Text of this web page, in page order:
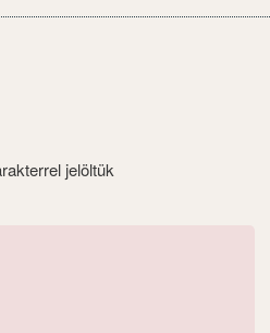
jelöltük